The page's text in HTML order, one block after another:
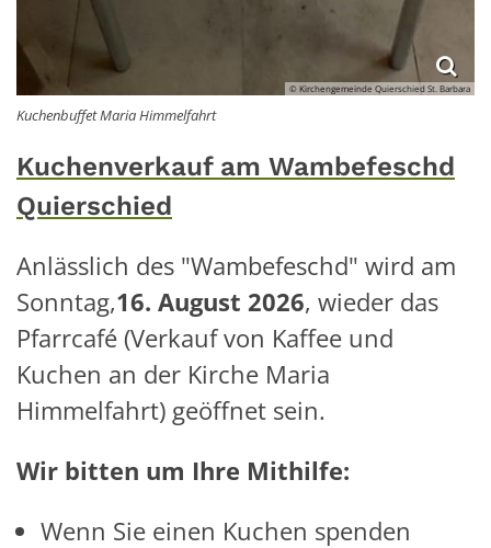
© Kirchengemeinde Quierschied St. Barbara
Kuchenbuffet Maria Himmelfahrt
Kuchenverkauf am Wambefeschd
Quierschied
Anlässlich des "Wambefeschd" wird am
Sonntag,16. August 2026, wieder das
Pfarrcafé (Verkauf von Kaffee und
Kuchen an der Kirche Maria
Himmelfahrt) geöffnet sein.
Wir bitten um Ihre Mithilfe:
Wenn Sie einen Kuchen spenden